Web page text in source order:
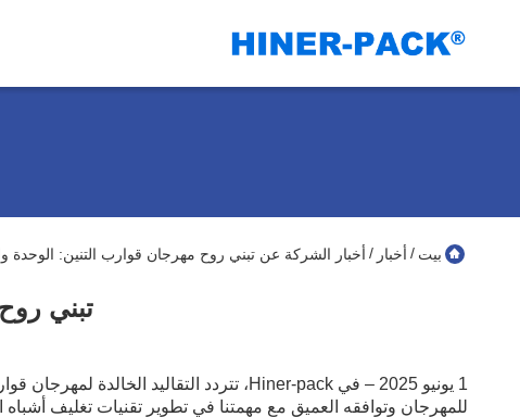
بيت / أخبار / أخبار الشركة عن تبني روح مهرجان قوارب التنين: الوحدة
تبني
للمهرجان وتوافقه العميق مع مهمتنا في تطوير تقنيات تغليف